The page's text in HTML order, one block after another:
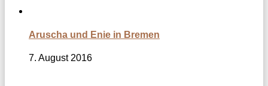
Aruscha und Enie in Bremen
7. August 2016